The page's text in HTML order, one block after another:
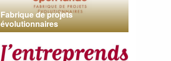
Fabrique de projets
évolutionnaires